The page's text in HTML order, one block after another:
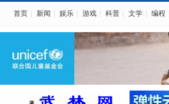
首页 新闻 娱乐 游戏 科普 文学 编程